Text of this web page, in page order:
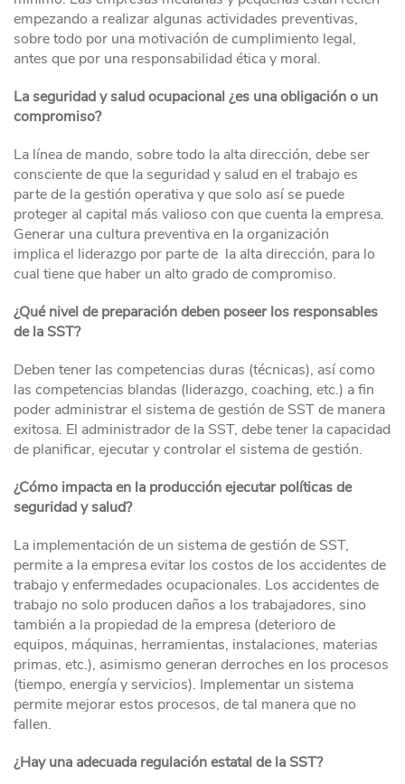
empezando a realizar algunas actividades preventivas,
sobre todo por una motivación de cumplimiento legal,
antes que por una responsabilidad ética y moral.
La seguridad y salud ocupacional ¿es una obligación o un
compromiso?
La línea de mando, sobre todo la alta dirección, debe ser
consciente de que la seguridad y salud en el trabajo es
parte de la gestión operativa y que solo así se puede
proteger al capital más valioso con que cuenta la empresa.
Generar una cultura preventiva en la organización
implica el liderazgo por parte de la alta dirección, para lo
cual tiene que haber un alto grado de compromiso.
¿Qué nivel de preparación deben poseer los responsables
de la SST?
Deben tener las competencias duras (técnicas), así como
las competencias blandas (liderazgo, coaching, etc.) a fin
poder administrar el sistema de gestión de SST de manera
exitosa. El administrador de la SST, debe tener la capacidad
de planificar, ejecutar y controlar el sistema de gestión.
¿Cómo impacta en la producción ejecutar políticas de
seguridad y salud?
La implementación de un sistema de gestión de SST,
permite a la empresa evitar los costos de los accidentes de
trabajo y enfermedades ocupacionales. Los accidentes de
trabajo no solo producen daños a los trabajadores, sino
también a la propiedad de la empresa (deterioro de
equipos, máquinas, herramientas, instalaciones, materias
primas, etc.), asimismo generan derroches en los procesos
(tiempo, energía y servicios). Implementar un sistema
permite mejorar estos procesos, de tal manera que no
fallen.
¿Hay una adecuada regulación estatal de la SST?